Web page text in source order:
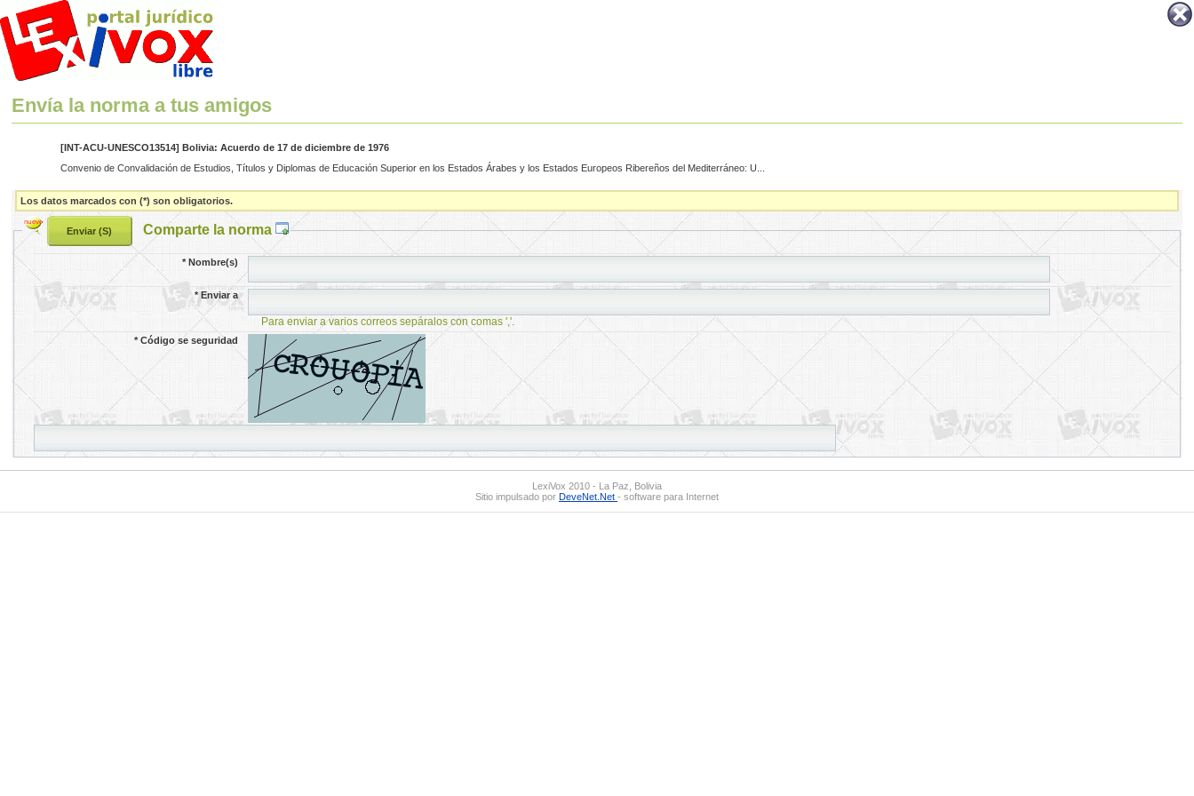
Envía la norma a tus amigos
[INT-ACU-UNESCO13514] Bolivia: Acuerdo de 17 de diciembre de 1976
Convenio de Convalidación de Estudios, Títulos y Diplomas de Educación Superior en los Estados Árabes y los Estados Europeos Ribereños del Mediterráneo: U...
Los datos marcados con (*) son obligatorios.
Comparte la norma
*Nombre(s)
*Enviar a
Para enviar a varios correos sepáralos con comas ','.
*Código se seguridad
LexiVox 2010 - La Paz, Bolivia
Sitio impulsado por DeveNet.Net - software para Internet